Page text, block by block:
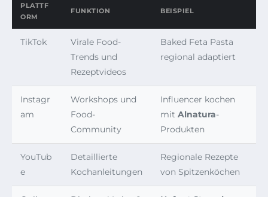
PLATTF
ORM
FUNKTION BEISPIEL
TikTok
Virale Food-
Trends und
Rezeptvideos
Baked Feta Pasta
regional adaptiert
Instagr
am
Workshops und
Food-
Community
Influencer kochen
mit Alnatura-
Produkten
YouTub
e
Detaillierte
Kochanleitungen
Regionale Rezepte
von Spitzenköchen